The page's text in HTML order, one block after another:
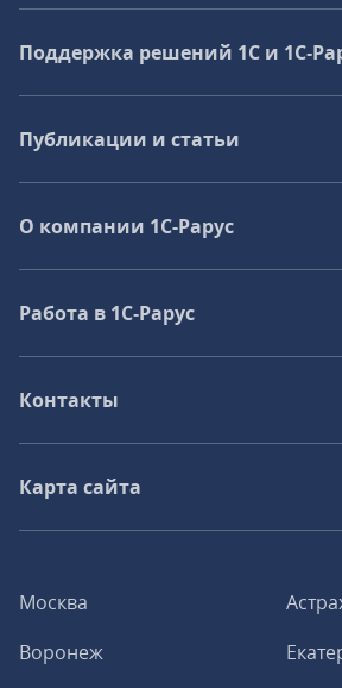
Москва
Воронеж
Поддержка решений 1С и
Публикации и статьи
О компании 1C-Рарус
Работа в 1С‑Рарус
Контакты
Карта сайта